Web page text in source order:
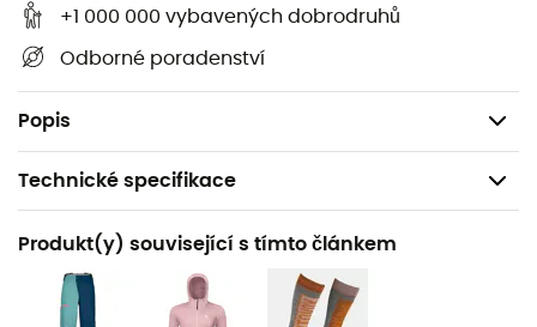
+1 000 000 vybavených dobrodruhů
Odborné poradenství
Popis
Vložky z Naturetec light: pružné a prodyšné
Hmotnost: 204 g
Technické specifikace
Doporučené pro
Skialpinismus / Lyžování / Ski freeride
Pohlaví
Produkt(y) související s tímto článkem